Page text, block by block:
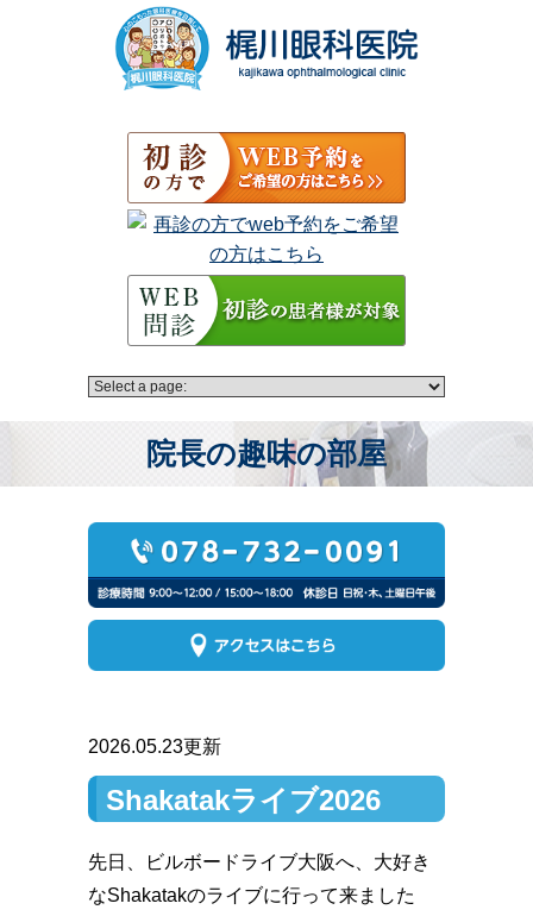
院長の趣味の部屋
2026.05.23更新
Shakatakライブ2026
先日、ビルボードライブ大阪へ、大好き
なShakatakのライブに行って来ました